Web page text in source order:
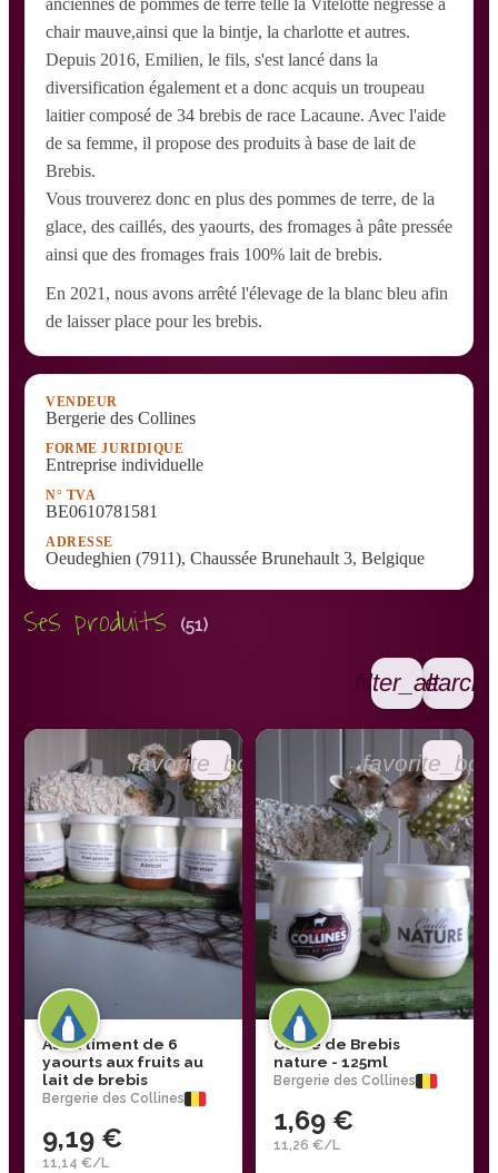
anciennes de pommes de terre telle la Vitelotte négresse à
chair mauve,ainsi que la bintje, la charlotte et autres.
Depuis 2016, Emilien, le fils, s'est lancé dans la
diversification également et a donc acquis un troupeau
laitier composé de 34 brebis de race Lacaune. Avec l'aide
de sa femme, il propose des produits à base de lait de
Brebis.
Vous trouverez donc en plus des pommes de terre, de la
glace, des caillés, des yaourts, des fromages à pâte pressée
ainsi que des fromages frais 100% lait de brebis.
En 2021, nous avons arrêté l'élevage de la blanc bleu afin
de laisser place pour les brebis.
VENDEUR
Bergerie des Collines
FORME JURIDIQUE
Entreprise individuelle
N° TVA
BE0610781581
ADRESSE
Oeudeghien (7911), Chaussée Brunehault 3, Belgique
Ses produits (51)
filter_altsearch
favorite_border
Assortiment de 6
yaourts aux fruits au
lait de brebis
Bergerie des Collines
9,19 €
11,14 €/L
Caillé de Brebis
nature - 125ml
Bergerie des Collines
1,69 €
11,26 €/L